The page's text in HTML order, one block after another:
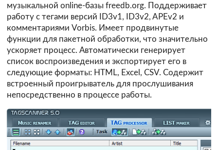
музыкальной online-базы freedb.org. Поддерживает
работу с тегами версий ID3v1, ID3v2, APEv2 и
комментариями Vorbis. Имеет продвинутые
функции для пакетной обработки, что значительно
ускоряет процесс. Автоматически генерирует
список воспроизведения и экспортирует его в
следующие форматы: HTML, Excel, CSV. Содержит
встроенный проигрыватель для прослушивания
непосредственно в процессе работы.